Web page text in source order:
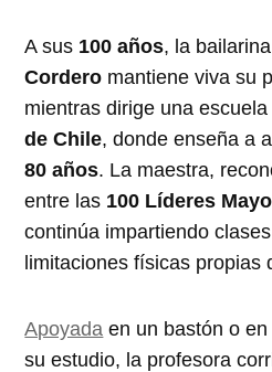
A sus 100 años, la
Cordero mantiene viva su
mientras dirige una
de Chile, donde enseña a
80 años. La maestra,
entre las 100 Líderes
continúa impartiendo
limitaciones físicas propias
Apoyada en un bastón o
su estudio, la profesora